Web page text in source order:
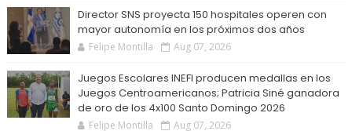
Director SNS proyecta 150 hospitales operen con
mayor autonomía en los próximos dos años
Felipe Montilla Aug 07, 2026
Juegos Escolares INEFI producen medallas en los
Juegos Centroamericanos; Patricia Siné ganadora
de oro de los 4x100 Santo Domingo 2026
Felipe Montilla Aug 07, 2026